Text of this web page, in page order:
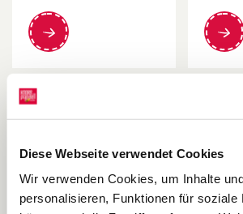
Diese Webseite verwendet Cookies
Wir verwenden Cookies, um Inhalte
personalisieren, Funktionen für soziale